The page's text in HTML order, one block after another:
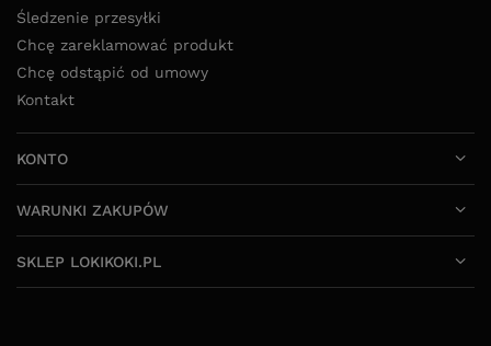
Śledzenie przesyłki
Chcę zareklamować produkt
Chcę odstąpić od umowy
Kontakt
KONTO
WARUNKI ZAKUPÓW
SKLEP LOKIKOKI.PL